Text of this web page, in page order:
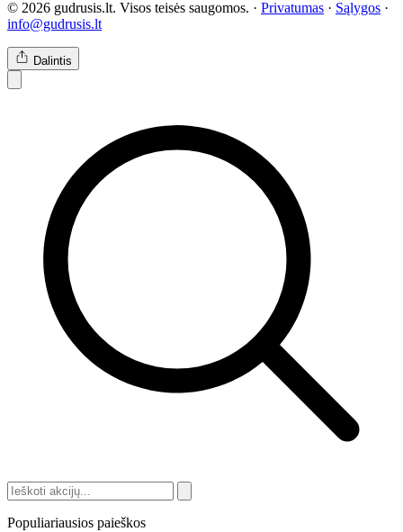
© 2026 gudrusis.lt. Visos teisės saugomos. · Privatumas · Sąlygos ·
info@gudrusis.lt
Dalintis
Populiariausios paieškos